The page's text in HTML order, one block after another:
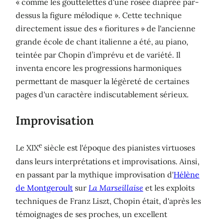
« comme les gouttelettes d'une rosée diaprée par-
dessus la figure mélodique ». Cette technique
directement issue des « fioritures » de l'ancienne
grande école de chant italienne a été, au piano,
teintée par Chopin d’imprévu et de variété. Il
inventa encore les progressions harmoniques
permettant de masquer la légèreté de certaines
pages d'un caractère indiscutablement sérieux.
Improvisation
Le XIXe siècle est l'époque des pianistes virtuoses
dans leurs interprétations et improvisations. Ainsi,
en passant par la mythique improvisation d'Hélène
de Montgeroult sur La Marseillaise et les exploits
techniques de Franz Liszt, Chopin était, d'après les
témoignages de ses proches, un excellent